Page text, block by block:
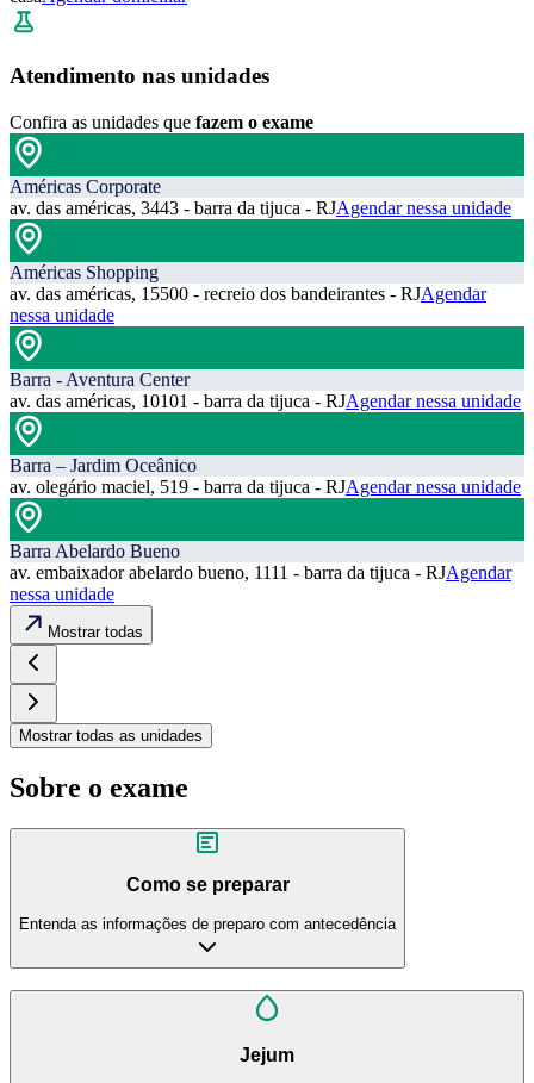
Atendimento nas unidades
Confira as unidades que fazem o exame
Américas Corporate
av. das américas, 3443 - barra da tijuca - RJAgendar nessa unidade
Américas Shopping
av. das américas, 15500 - recreio dos bandeirantes - RJAgendar
nessa unidade
Barra - Aventura Center
av. das américas, 10101 - barra da tijuca - RJAgendar nessa unidade
Barra – Jardim Oceânico
av. olegário maciel, 519 - barra da tijuca - RJAgendar nessa unidade
Barra Abelardo Bueno
av. embaixador abelardo bueno, 1111 - barra da tijuca - RJAgendar
nessa unidade
Mostrar todas
Mostrar todas as unidades
Sobre o exame
Como se preparar
Entenda as informações de preparo com antecedência
Jejum